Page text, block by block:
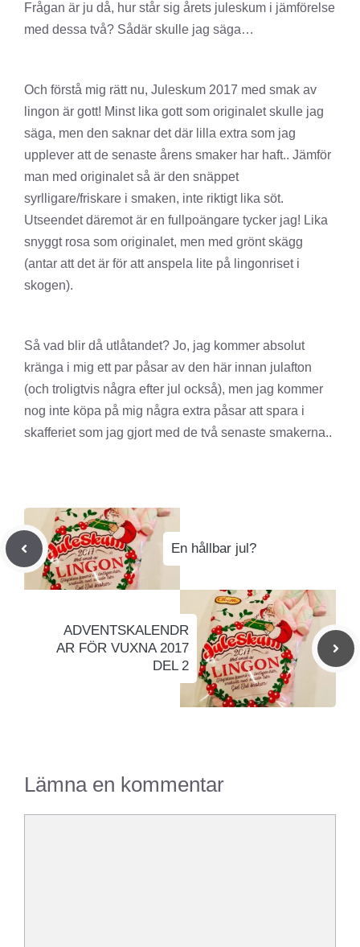
Frågan är ju då, hur står sig årets juleskum i jämförelse
med dessa två? Sådär skulle jag säga…
Och förstå mig rätt nu, Juleskum 2017 med smak av
lingon är gott! Minst lika gott som originalet skulle jag
säga, men den saknar det där lilla extra som jag
upplever att de senaste årens smaker har haft.. Jämför
man med originalet så är den snäppet
syrlligare/friskare i smaken, inte riktigt lika söt.
Utseendet däremot är en fullpoängare tycker jag! Lika
snyggt rosa som originalet, men med grönt skägg
(antar att det är för att anspela lite på lingonriset i
skogen).
Så vad blir då utlåtandet? Jo, jag kommer absolut
kränga i mig ett par påsar av den här innan julafton
(och troligtvis några efter jul också), men jag kommer
nog inte köpa på mig några extra påsar att spara i
skafferiet som jag gjort med de två senaste smakerna..
En hållbar jul?
ADVENTSKALENDR
AR FÖR VUXNA 2017
DEL 2
Lämna en kommentar